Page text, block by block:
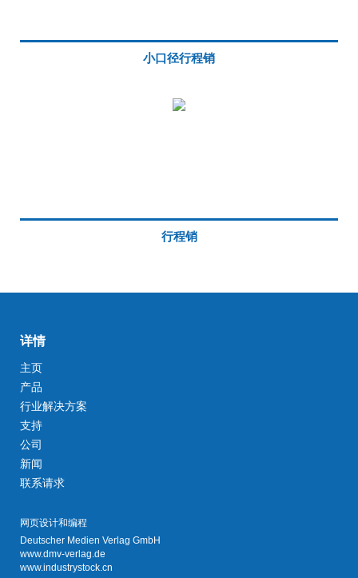
小口径行程销
行程销
详情
主页
产品
行业解决方案
支持
公司
新闻
联系请求
网页设计和编程
Deutscher Medien Verlag GmbH
www.dmv-verlag.de
www.industrystock.cn